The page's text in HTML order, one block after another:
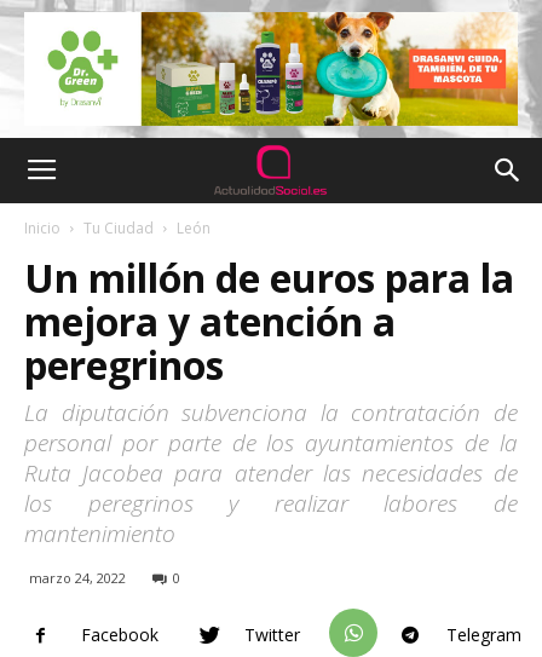
Inicio Tu Ciudad León
Un millón de euros para la
mejora y atención a
peregrinos
La diputación subvenciona la contratación de
personal por parte de los ayuntamientos de la
Ruta Jacobea para atender las necesidades de
los peregrinos y realizar labores de
mantenimiento
marzo 24, 2022 0
Facebook Twitter Telegram